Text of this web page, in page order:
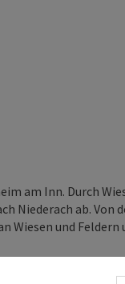
am Inn. Durch
Niederach ab. Von
Wiesen und Feldern